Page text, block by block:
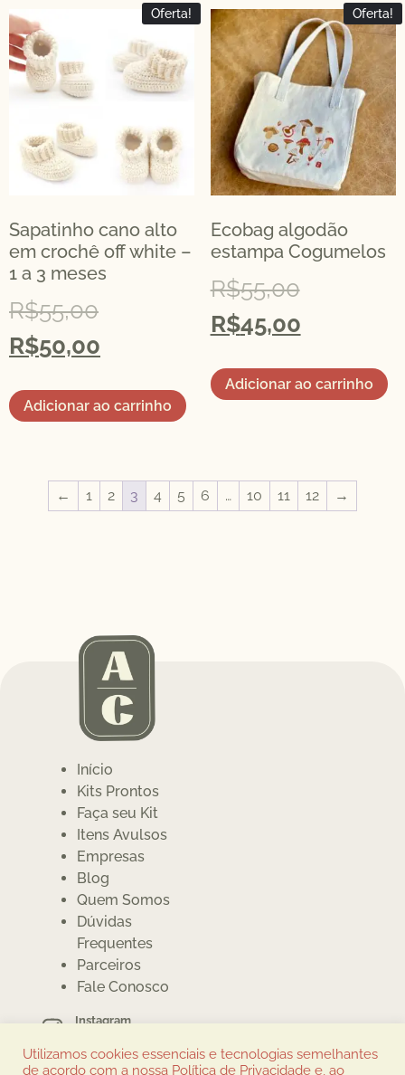
Oferta!
Sapatinho cano alto
em crochê off white –
1 a 3 meses
R$55,00
R$50,00
Adicionar ao carrinho
Oferta!
Ecobag algodão
estampa Cogumelos
R$55,00
R$45,00
Adicionar ao carrinho
← 1 2 3 4 5 6 … 10 11 12 →
Início
Kits Prontos
Faça seu Kit
Itens Avulsos
Empresas
Blog
Quem Somos
Dúvidas
Frequentes
Parceiros
Fale Conosco
Instagram
Whatsapp
Utilizamos cookies essenciais e tecnologias semelhantes
de acordo com a nossa Política de Privacidade e, ao